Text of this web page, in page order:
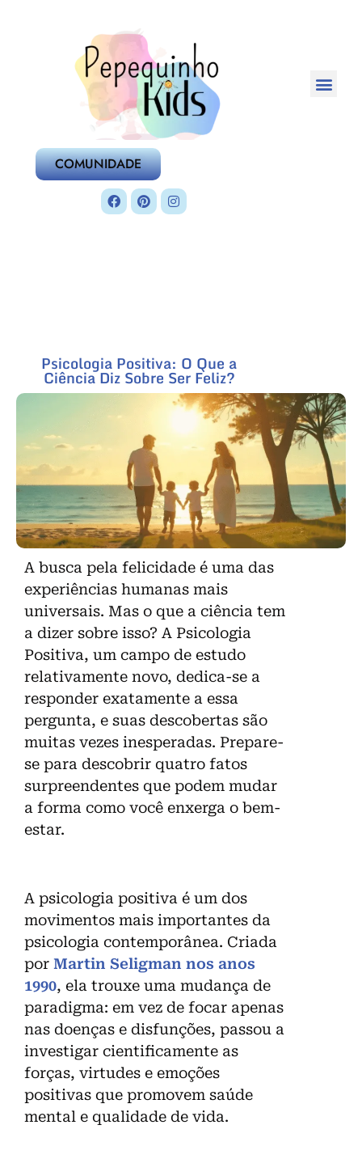
COMUNIDADE
Psicologia Positiva: O Que a
Ciência Diz Sobre Ser Feliz?
A busca pela felicidade é uma das
experiências humanas mais
universais. Mas o que a ciência tem
a dizer sobre isso? A Psicologia
Positiva, um campo de estudo
relativamente novo, dedica-se a
responder exatamente a essa
pergunta, e suas descobertas são
muitas vezes inesperadas. Prepare-
se para descobrir quatro fatos
surpreendentes que podem mudar
a forma como você enxerga o bem-
estar.
A psicologia positiva é um dos
movimentos mais importantes da
psicologia contemporânea. Criada
por Martin Seligman nos anos
1990, ela trouxe uma mudança de
paradigma: em vez de focar apenas
nas doenças e disfunções, passou a
investigar cientificamente as
forças, virtudes e emoções
positivas que promovem saúde
mental e qualidade de vida.